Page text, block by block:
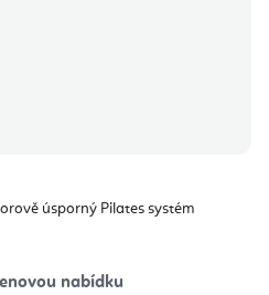
úsporný Pilates systém
nabídku